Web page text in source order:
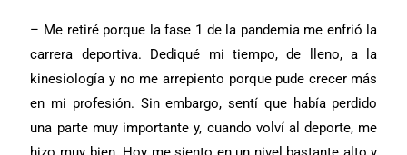
– Me retiré porque la fase 1 de la pandemia me enfrió la
carrera deportiva. Dediqué mi tiempo, de lleno, a la
kinesiología y no me arrepiento porque pude crecer más
en mi profesión. Sin embargo, sentí que había perdido
una parte muy importante y, cuando volví al deporte, me